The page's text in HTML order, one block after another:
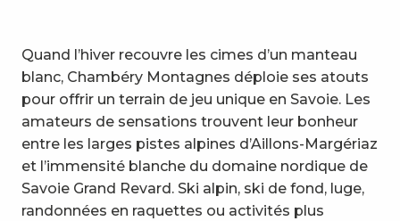
3 Expérience Trail
4 Cyclisme
5 VTT en Bauges
6
Autres activités de pleine
nature
Quand l’hiver recouvre les cimes d’un manteau
blanc, Chambéry Montagnes déploie ses atouts
pour offrir un terrain de jeu unique en Savoie. Les
amateurs de sensations trouvent leur bonheur
entre les larges pistes alpines d’Aillons-Margériaz
et l’immensité blanche du domaine nordique de
Savoie Grand Revard. Ski alpin, ski de fond, luge,
randonnées en raquettes ou activités plus